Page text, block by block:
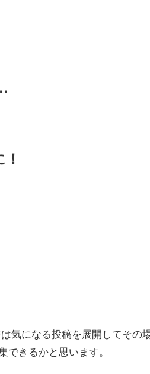
気になる投稿を展開してその
きるかと思います。